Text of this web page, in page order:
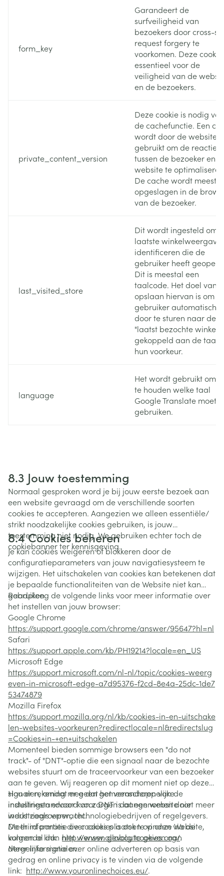
form_key
Garandeert de
surfveiligheid van
bezoekers door cross-
request forgery te
voorkomen. Deze cookie
essentieel voor de
veiligheid van de
en de bezoekers.
private_content_version
Deze cookie is nodig
de cachefunctie. Een
wordt door de website
gebruikt om de
tussen de bezoeker en
website te
De cache wordt meestal
opgeslagen in de
van de bezoeker.
last_visited_store
Dit wordt ingesteld om
laatste winkelweergave
identificeren die de
gebruiker heeft
Dit is meestal een
taalcode. Het doel van
opslaan hiervan is om
gebruiker automatisch
door te sturen naar de
"laatst bezochte winkel",
gekoppeld aan de taal
hun voorkeur.
language
Het wordt gebruikt om
te houden welke taal
Google Translate moet
gebruiken.
8.3 Jouw toestemming
Normaal gesproken word je bij jouw eerste bezoek aan
een website gevraagd om de verschillende soorten
cookies te accepteren. Aangezien we alleen essentiële/
strikt noodzakelijke cookies gebruiken, is jouw
toestemming niet nodig. We gebruiken echter toch de
cookiebanner ter kennisgeving.
8.4 Cookies beheren
Je kan cookies weigeren of blokkeren door de
configuratieparameters van jouw navigatiesysteem te
wijzigen. Het uitschakelen van cookies kan betekenen dat
je bepaalde functionaliteiten van de Website niet kan
gebruiken.
Raadpleeg de volgende links voor meer informatie over
het instellen van jouw browser:
Google Chrome
https://support.google.com/chrome/answer/95647?hl=nl
Safari
https://support.apple.com/kb/PH19214?locale=en_US
Microsoft Edge
https://support.microsoft.com/nl-nl/topic/cookies-weerg
even-in-microsoft-edge-a7d95376-f2cd-8e4a-25dc-1de7
53474879
Mozilla Firefox
https://support.mozilla.org/nl/kb/cookies-in-en-uitschake
len-websites-voorkeuren?redirectlocale=nl&redirectslug
=Cookies+in-+en+uitschakelen
Momenteel bieden sommige browsers een "do not
track"- of "DNT"-optie die een signaal naar de bezochte
websites stuurt om de traceervoorkeur van een bezoeker
aan te geven. Wij reageren op dit moment niet op deze
signalen, omdat er geen gemeenschappelijke
industriestandaard voor DNT is aangenomen door
industriegroepen, technologiebedrijven of regelgevers.
De third parties die cookies plaatsen op onze Website,
kunnen al dan niet wensen gevolg te geven aan
dergelijke signalen.
Hou er rekening mee dat het veranderen van de
instellingen ervoor kan zorgen dat een website niet meer
werkt zoals verwacht.
Meer informatie over cookies is ook te vinden via de
volgende link: http://www.allaboutcookies.org/.
Meer informatie over online adverteren op basis van
gedrag en online privacy is te vinden via de volgende
link: http://www.youronlinechoices.eu/.